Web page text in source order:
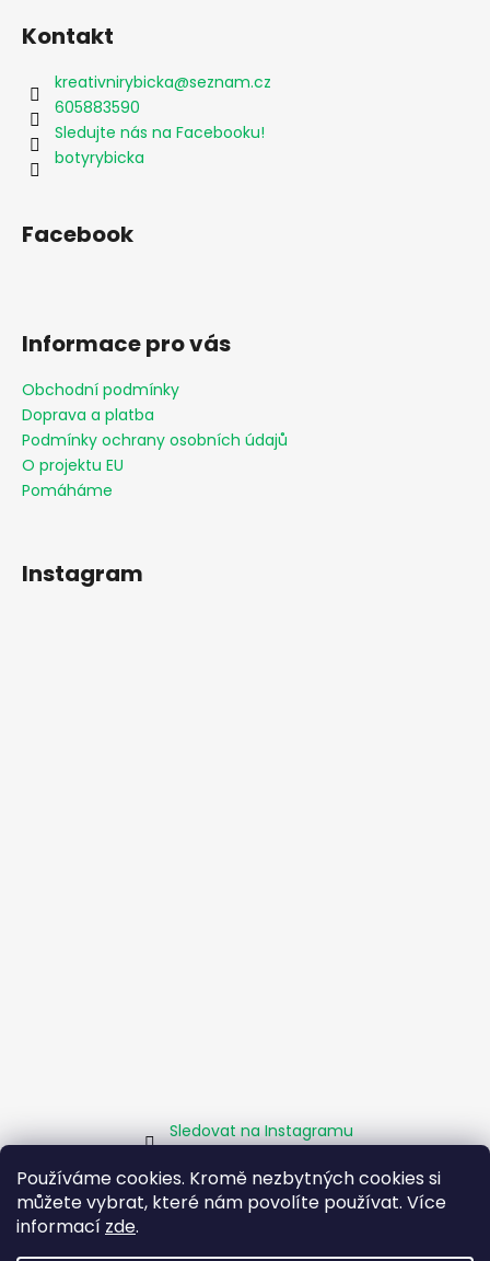
Používáme cookies. Kromě nezbytných cookies si
můžete vybrat, které nám povolíte používat. Více
informací zde.
Kontakt
kreativnirybicka@seznam.cz
605883590
Sledujte nás na Facebooku!
botyrybicka
Facebook
Informace pro vás
Obchodní podmínky
Doprava a platba
Podmínky ochrany osobních údajů
O projektu EU
Pomáháme
Instagram
Sledovat na Instagramu
Homepage Obchodní podmínky Kamenné pobočky
Facebook